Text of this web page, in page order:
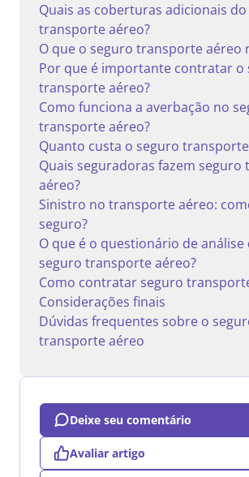
Quais as coberturas adicionais
transporte aéreo?
O que o seguro transporte aéreo
Por que é importante contratar o
transporte aéreo?
Como funciona a averbação no
transporte aéreo?
Quanto custa o seguro
Quais seguradoras fazem
aéreo?
Sinistro no transporte aéreo:
seguro?
O que é o questionário de análise
seguro transporte aéreo?
Como contratar seguro
Considerações finais
Dúvidas frequentes sobre o
transporte aéreo
Deixe seu comentário
Avaliar artigo